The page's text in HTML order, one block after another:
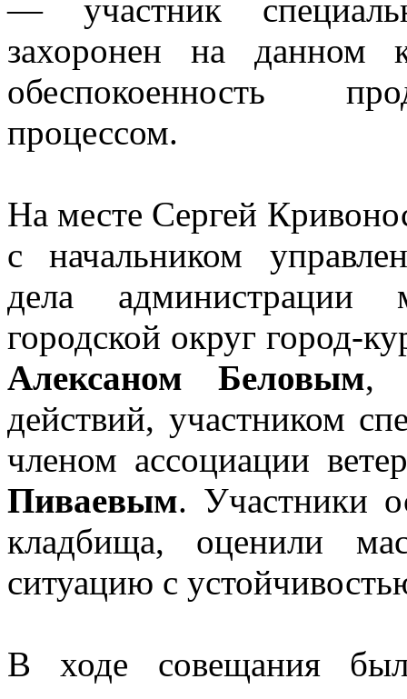
— участник
захоронен на данном
обеспокоенность
процессом.
На месте Сергей
с начальником
дела администрации
городской округ город-
Алексаном Беловым,
действий, участником
членом ассоциации
Пиваевым. Участники
кладбища, оценили
ситуацию с
В ходе совещания